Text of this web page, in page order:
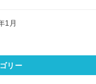
1月
リー